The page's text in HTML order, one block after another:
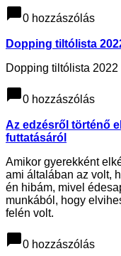
chat_bubble0 hozzászólás
Dopping tiltólista
Dopping tiltólista
chat_bubble0 hozzászólás
Az edzésről történő
futtatásáról
Amikor gyerekként
ami általában az volt,
én hibám, mivel
munkából, hogy
felén volt.
chat_bubble0 hozzászólás